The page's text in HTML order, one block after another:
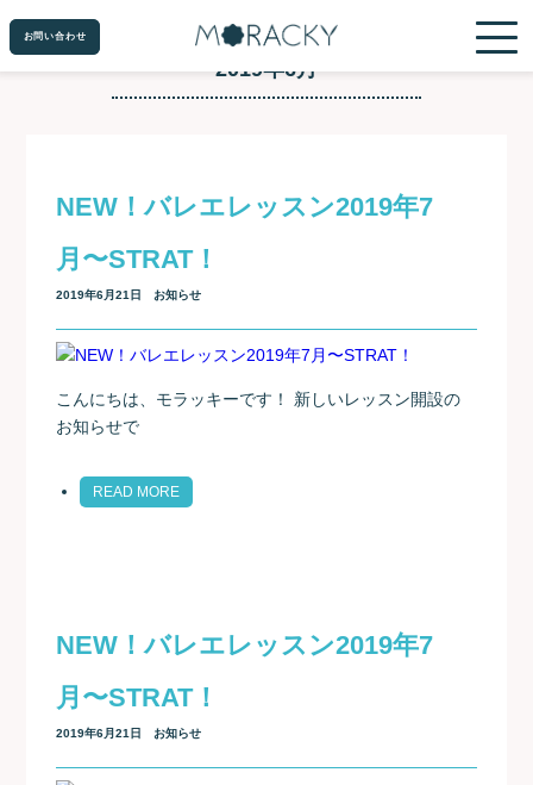
お問い合わせ
お問い合わせ
2019年6月
NEW！バレエレッスン2019年7
月〜STRAT！
2019年6月21日 お知らせ
こんにちは、モラッキーです！ 新しいレッスン開設の
お知らせで
READ MORE
NEW！バレエレッスン2019年7
月〜STRAT！
2019年6月21日 お知らせ